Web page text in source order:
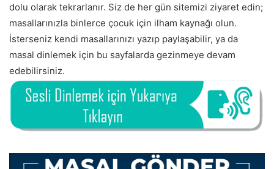
dolu olarak tekrarlanır. Siz de her gün sitemizi ziyaret edin;
masallarınızla binlerce çocuk için ilham kaynağı olun.
İsterseniz kendi masallarınızı yazıp paylaşabilir, ya da
masal dinlemek için bu sayfalarda gezinmeye devam
edebilirsiniz.